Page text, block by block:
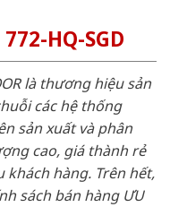
HQ-SGD
là thương hiệu sản
các hệ thống
sản xuất và phân
cao, giá thành rẻ
khách hàng. Trên hết,
sách bán hàng ƯU